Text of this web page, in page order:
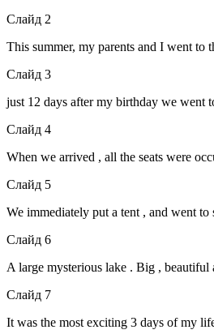
Слайд 2
This summer, my parents and I went to
Слайд 3
just 12 days after my birthday we went
Слайд 4
When we arrived , all the seats were
Слайд 5
We immediately put a tent , and went
Слайд 6
A large mysterious lake . Big ,
Слайд 7
It was the most exciting 3 days of my